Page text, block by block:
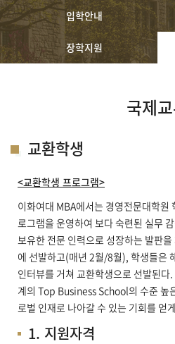
입학안내
장학지원
국제
교환학생
<교환학생 프로그램>
이화여대 MBA에서는 경영전문대학원
로그램을 운영하여 보다 숙련된 실무
보유한 전문 인력으로 성장하는 발판
에 선발하고(매년 2월/8월), 학생들은
인터뷰를 거쳐 교환학생으로 선발된
계의 Top Business School의 수준 높
로벌 인재로 나아갈 수 있는 기회를 얻
1. 지원자격